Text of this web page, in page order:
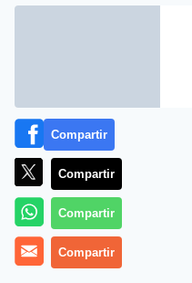
Archivado en: MALLORCA
Compartir
Compartir
Compartir
Compartir